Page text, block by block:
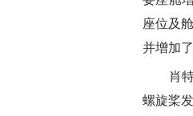
座位及
并增加
肖特
螺旋桨